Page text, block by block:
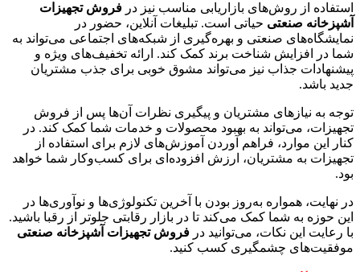
استفاده از روش‌های بازاریابی مناسب نیز در فروش تجهیزات
آشپزخانه صنعتی حیاتی است. تبلیغات آنلاین، حضور در
نمایشگاه‌های صنعتی و بهره‌گیری از شبکه‌های اجتماعی می‌تواند به
شما در افزایش شناخت برند کمک کند. ارائه تخفیف‌های ویژه و
پیشنهادات جذاب نیز می‌تواند مشوق خوبی برای جذب مشتریان
جدید باشد.
توجه به نیازهای مشتریان و پیگیری نظرات آن‌ها پس از فروش
تجهیزات، می‌تواند به بهبود محصولات و خدمات شما کمک کند. در
کنار این موارد، فراهم آوردن آموزش‌های لازم برای استفاده از
تجهیزات به مشتریان، ارزش افزوده‌ای برای کسب‌وکار شما خواهد
بود.
در نهایت، همواره به‌روز بودن با آخرین تکنولوژی‌ها و نوآوری‌ها در
این حوزه به شما کمک می‌کند تا در بازار رقابتی جلوتر از رقبا باشید.
با رعایت این نکات، می‌توانید در فروش تجهیزات آشپزخانه صنعتی
موفقیت‌های چشمگیری کسب کنید.